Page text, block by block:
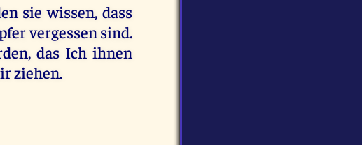
sie wissen, dass
vergessen sind.
das Ich ihnen
ziehen.